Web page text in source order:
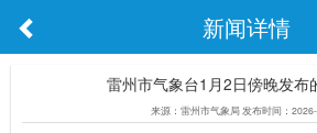
新闻详情
雷州市气象台1月2日傍晚发布
来源：雷州市气象局 发布时间：